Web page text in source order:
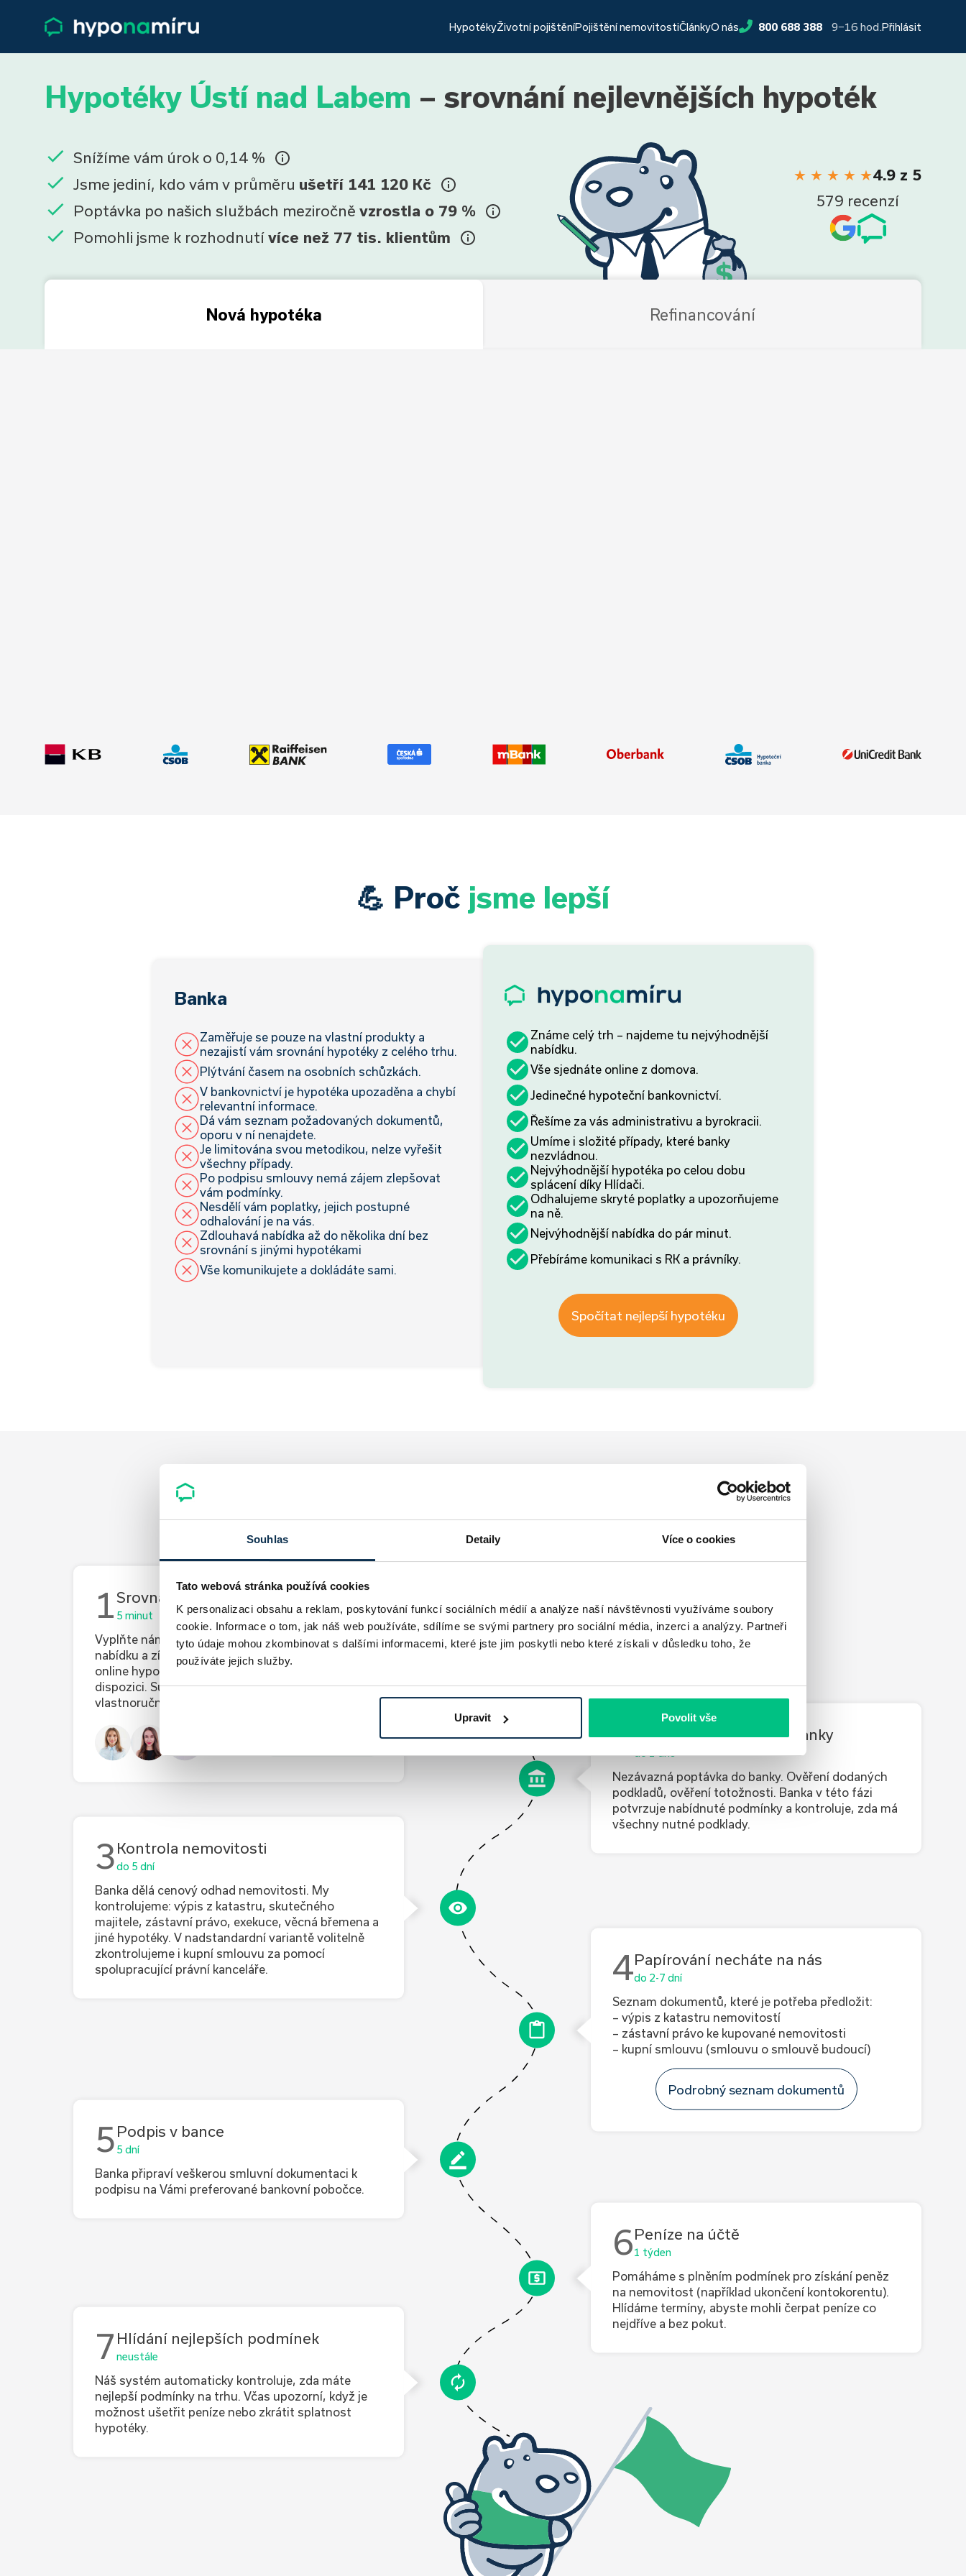
Souhlas Detaily Více o cookies
Tato webová stránka používá cookies
K personalizaci obsahu a reklam, poskytování funkcí sociálních médií a analýze naší návštěvnosti využíváme soubory
cookie. Informace o tom, jak náš web používáte, sdílíme se svými partnery pro sociální média, inzerci a analýzy. Partneři
tyto údaje mohou zkombinovat s dalšími informacemi, které jste jim poskytli nebo které získali v důsledku toho, že
používáte jejich služby.
Upravit Povolit vše
HypotékyŽivotní pojištěníPojištění nemovitostiČlánkyO nás 800 688 388 9−16 hod. Přihlásit
Hypotéky Ústí nad Labem – srovnání nejlevnějších hypoték
Snížíme vám úrok o 0,14 %
Jsme jediní, kdo vám v průměru ušetří 141 120 Kč
Poptávka po našich službách meziročně vzrostla o 79 %
Pomohli jsme k rozhodnutí více než 77 tis. klientům
★ ★ ★ ★ ★4.9 z 5
579 recenzí
Nová hypotéka Refinancování
✅Úrok:
✅Hodnota nemovitosti:
3 800 000 Kč
💪 Proč jsme lepší
Banka
Zaměřuje se pouze na vlastní produkty a
nezajistí vám srovnání hypotéky z celého trhu.
Plýtvání časem na osobních schůzkách.
V bankovnictví je hypotéka upozaděna a chybí
relevantní informace.
Dá vám seznam požadovaných dokumentů,
oporu v ní nenajdete.
Je limitována svou metodikou, nelze vyřešit
všechny případy.
Po podpisu smlouvy nemá zájem zlepšovat
vám podmínky.
Nesdělí vám poplatky, jejich postupné
odhalování je na vás.
Zdlouhavá nabídka až do několika dní bez
srovnání s jinými hypotékami
Vše komunikujete a dokládáte sami.
Známe celý trh – najdeme tu nejvýhodnější
nabídku.
Vše sjednáte online z domova.
Jedinečné hypoteční bankovnictví.
Řešíme za vás administrativu a byrokracii.
Umíme i složité případy, které banky
nezvládnou.
Nejvýhodnější hypotéka po celou dobu
splácení díky Hlídači.
Odhalujeme skryté poplatky a upozorňujeme
na ně.
Nejvýhodnější nabídka do pár minut.
Přebíráme komunikaci s RK a právníky.
Spočítat nejlepší hypotéku
Jakto bude probíhat
1Srovnání všech hypoték v ČR
5 minut
Vyplňte nám co nejvíce informací, zpřesníte si tak
nabídku a získáte lepší podmínky. Přidělíme vám též
online hypotečního specialistu, který vám bude k
dispozici. Superkonkrétní nabídku vám dáme po
vlastnoruční kontrole do druhého dne.
2Záměr financování do banky
do 1 dne
Nezávazná poptávka do banky. Ověření dodaných
podkladů, ověření totožnosti. Banka v této fázi
potvrzuje nabídnuté podmínky a kontroluje, zda má
všechny nutné podklady.
3 Kontrola nemovitosti
do 5 dní
Banka dělá cenový odhad nemovitosti. My
kontrolujeme: výpis z katastru, skutečného
majitele, zástavní právo, exekuce, věcná břemena a
jiné hypotéky. V nadstandardní variantě volitelně
zkontrolujeme i kupní smlouvu za pomocí
spolupracující právní kanceláře.
4Papírování necháte na nás
do 2-7 dní
Seznam dokumentů, které je potřeba předložit:
– výpis z katastru nemovitostí
– zástavní právo ke kupované nemovitosti
– kupní smlouvu (smlouvu o smlouvě budoucí)
Podrobný seznam dokumentů
5 Podpis v bance
5 dní
Banka připraví veškerou smluvní dokumentaci k
podpisu na Vámi preferované bankovní pobočce.
6Peníze na účtě
1 týden
Pomáháme s plněním podmínek pro získání peněz
na nemovitost (například ukončení kontokorentu).
Hlídáme termíny, abyste mohli čerpat peníze co
nejdříve a bez pokut.
7 Hlídání nejlepších podmínek
neustále
Náš systém automaticky kontroluje, zda máte
nejlepší podmínky na trhu. Včas upozorní, když je
možnost ušetřit peníze nebo zkrátit splatnost
hypotéky.